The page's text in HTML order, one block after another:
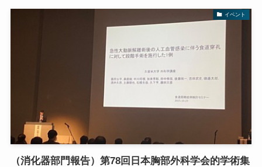
イベント
（消化器部門報告）第78回日本胸部外科学会的学術集